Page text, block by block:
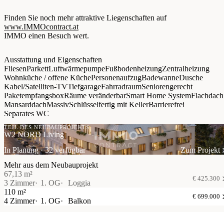
Finden Sie noch mehr attraktive Liegenschaften auf
www.IMMOcontract.at
IMMO einen Besuch wert.
Ausstattung und Eigenschaften
FliesenParkettLuftwärmepumpeFußbodenheizungZentralheizung
Wohnküche / offene KüchePersonenaufzugBadewanneDusche
Kabel/Satelliten-TVTiefgarageFahrradraumSeniorengerecht
PaketempfangsboxRäume veränderbarSmart Home SystemFlachdach
MansarddachMassivSchlüsselfertig mit KellerBarrierefrei
Separates WC
TEIL DES NEUBAUPROJEKTS
W2 NORD Living
In Planung · 32 verfügbar
Zum Projekt
Mehr aus dem Neubauprojekt
67,13 m²
3 Zimmer
1. OG Loggia
€ 425.300
110 m²
4 Zimmer
1. OG Balkon
€ 699.000